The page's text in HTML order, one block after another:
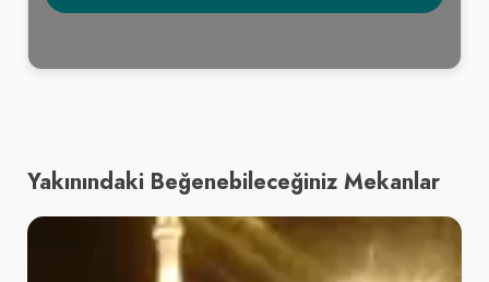
Yakınındaki Beğenebileceğiniz Mekanlar